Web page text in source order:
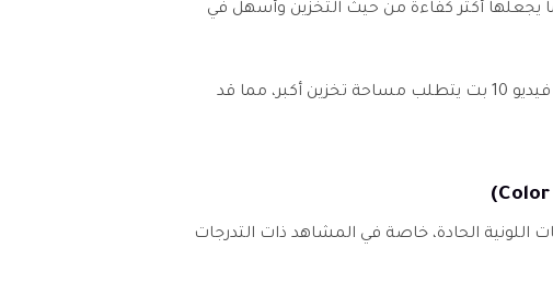
مما يجعلها أكثر كفاءة من حيث التخزين وأسهل في
نظرًا لاحتوائه على بيانات أكثر، فإن فيديو 10 بت يتطلب مساحة تخزين أكبر، مما قد
التدرجات اللونية الحادة، خاصة في المشاهد ذات التدرجات